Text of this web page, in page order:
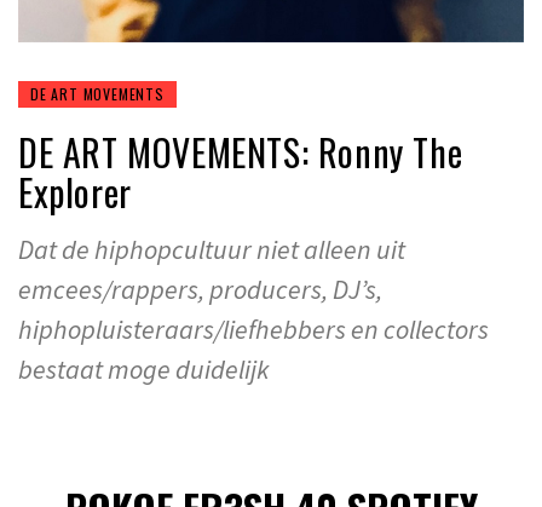
DE ART MOVEMENTS
DE ART MOVEMENTS: Ronny The
Explorer
Dat de hiphopcultuur niet alleen uit
emcees/rappers, producers, DJ’s,
hiphopluisteraars/liefhebbers en collectors
bestaat moge duidelijk